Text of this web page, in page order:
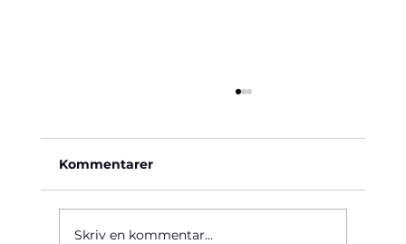
Kommentarer
Skriv en kommentar...